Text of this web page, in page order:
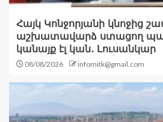
Հայկ Կոնջորյանի կնոջից
աշխատավարձ ստացող
կանայք էլ կան․ Լուսանկար
08/08/2026 infomitk@gmail.com